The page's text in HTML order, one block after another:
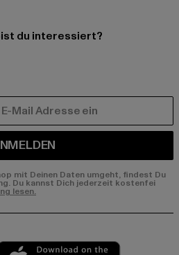
du interessiert?
mit Deinen Daten umgeht, findest Du
Du kannst Dich jederzeit kostenfei
lesen.
market